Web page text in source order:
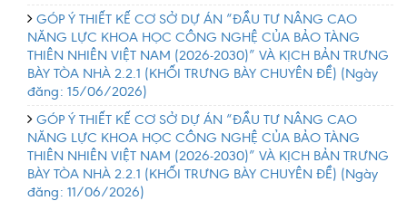
GÓP Ý THIẾT KẾ CƠ SỞ DỰ ÁN “ĐẦU TƯ NÂNG CAO
NĂNG LỰC KHOA HỌC CÔNG NGHỆ CỦA BẢO TÀNG
THIÊN NHIÊN VIỆT NAM (2026-2030)” VÀ KỊCH BẢN TRƯNG
BÀY TÒA NHÀ 2.2.1 (KHỐI TRƯNG BÀY CHUYÊN ĐỀ) (Ngày
đăng: 15/06/2026)
GÓP Ý THIẾT KẾ CƠ SỞ DỰ ÁN “ĐẦU TƯ NÂNG CAO
NĂNG LỰC KHOA HỌC CÔNG NGHỆ CỦA BẢO TÀNG
THIÊN NHIÊN VIỆT NAM (2026-2030)” VÀ KỊCH BẢN TRƯNG
BÀY TÒA NHÀ 2.2.1 (KHỐI TRƯNG BÀY CHUYÊN ĐỀ) (Ngày
đăng: 11/06/2026)